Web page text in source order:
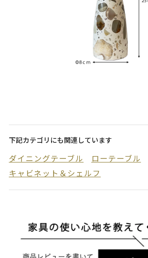
下記カテゴリにも関連しています
ダイニングテーブル
ローテーブル
キャビネット＆シェルフ